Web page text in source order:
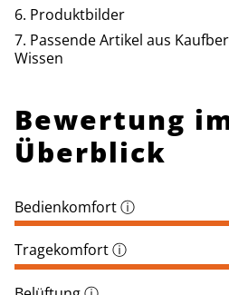
Produktbilder
Passende Artikel aus
Wissen
Bewertung
Überblick
Bedienkomfortⓘ
Tragekomfortⓘ